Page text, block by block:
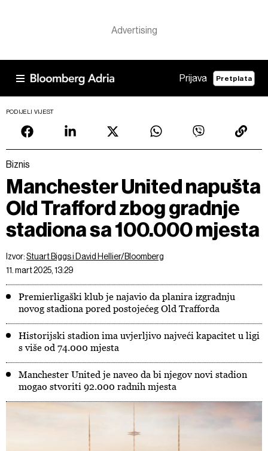
Prijava Pretplata
PODIJELI VIJEST
Biznis
Manchester United napušta
Old Trafford zbog gradnje
stadiona sa 100.000 mjesta
Izvor:Stuart Biggs i David Hellier/Bloomberg
11. mart 2025, 13:29
Premierligaški klub je najavio da planira izgradnju
novog stadiona pored postojećeg Old Trafforda
Historijski stadion ima uvjerljivo najveći kapacitet u ligi
s više od 74.000 mjesta
Manchester United je naveo da bi njegov novi stadion
mogao stvoriti 92.000 radnih mjesta